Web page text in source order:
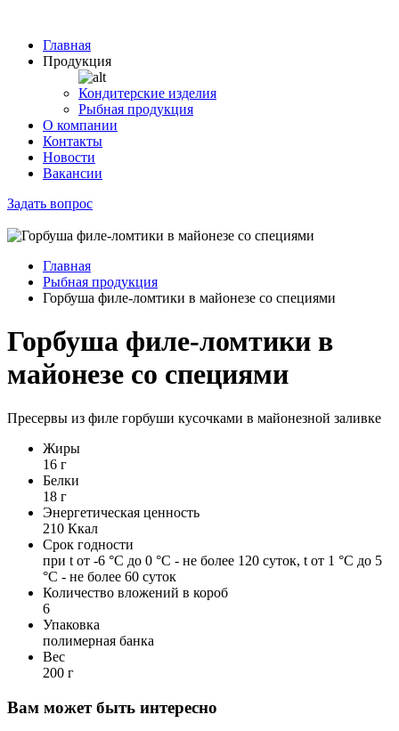
Главная
Продукция
Кондитерские изделия
Рыбная продукция
О компании
Контакты
Новости
Вакансии
Задать вопрос
Главная
Рыбная продукция
Горбуша филе-ломтики в майонезе со специями
Горбуша филе-ломтики в
майонезе со специями
Пресервы из филе горбуши кусочками в майонезной заливке
Жиры
16 г
Белки
18 г
Энергетическая ценность
210 Ккал
Срок годности
при t от -6 °С до 0 °С - не более 120 суток, t от 1 °С до 5
°С - не более 60 суток
Количество вложений в короб
6
Упаковка
полимерная банка
Вес
200 г
Вам может быть интересно